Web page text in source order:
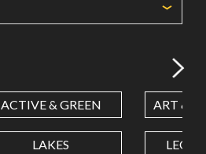
ACTIVE & GREEN ART &
LAKES